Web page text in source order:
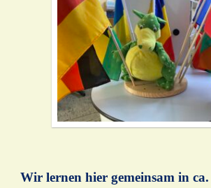
Wir lernen hier gemeinsam in